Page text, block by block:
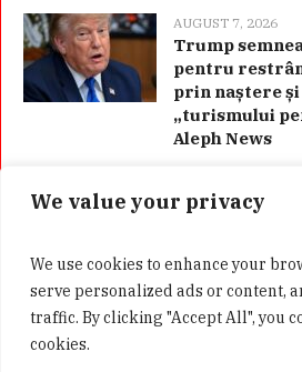
We value your privacy
We use cookies to enhance your
serve personalized ads or content,
traffic. By clicking "Accept All", you
cookies.
AUGUST 7, 2026
Trump
pentru
prin naștere
„turismului
Aleph News
Categorii